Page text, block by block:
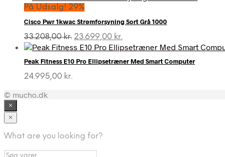
pris
26.512,00 kr..18.699,00 kr..
På Udsalg! 29%
Cisco Pwr 1kwac Strømforsyning Sort Grå 1000
33.208,00kr. Den
oprindelige
var:
23.699,00 kr.
aktuelle
er:
Peak Fitness E10 Pro Ellipsetræner Med Smart Computer
24.995,00 kr.
© mucho.dk
×
×
What are you looking for?